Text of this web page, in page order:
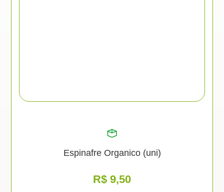
Espinafre Organico (uni)
R$ 9,50